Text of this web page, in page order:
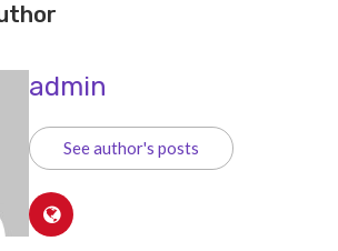
admin
See author's posts